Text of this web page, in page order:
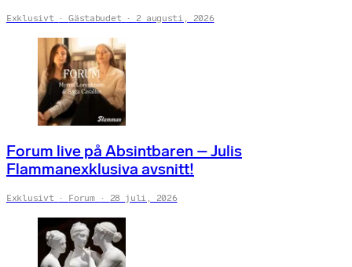
Exklusivt Gästabudet 2 augusti, 2026
Forum live på Absintbaren – Julis
Flammanexklusiva avsnitt!
Exklusivt Forum 28 juli, 2026